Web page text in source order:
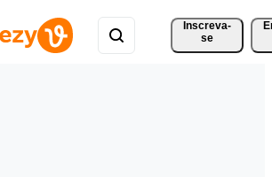
Inscreva-
se